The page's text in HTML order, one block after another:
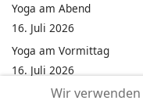
Yoga am Abend
16. Juli 2026
Yoga am Vormittag
16. Juli 2026
Pilates am Abend
Wir verwenden